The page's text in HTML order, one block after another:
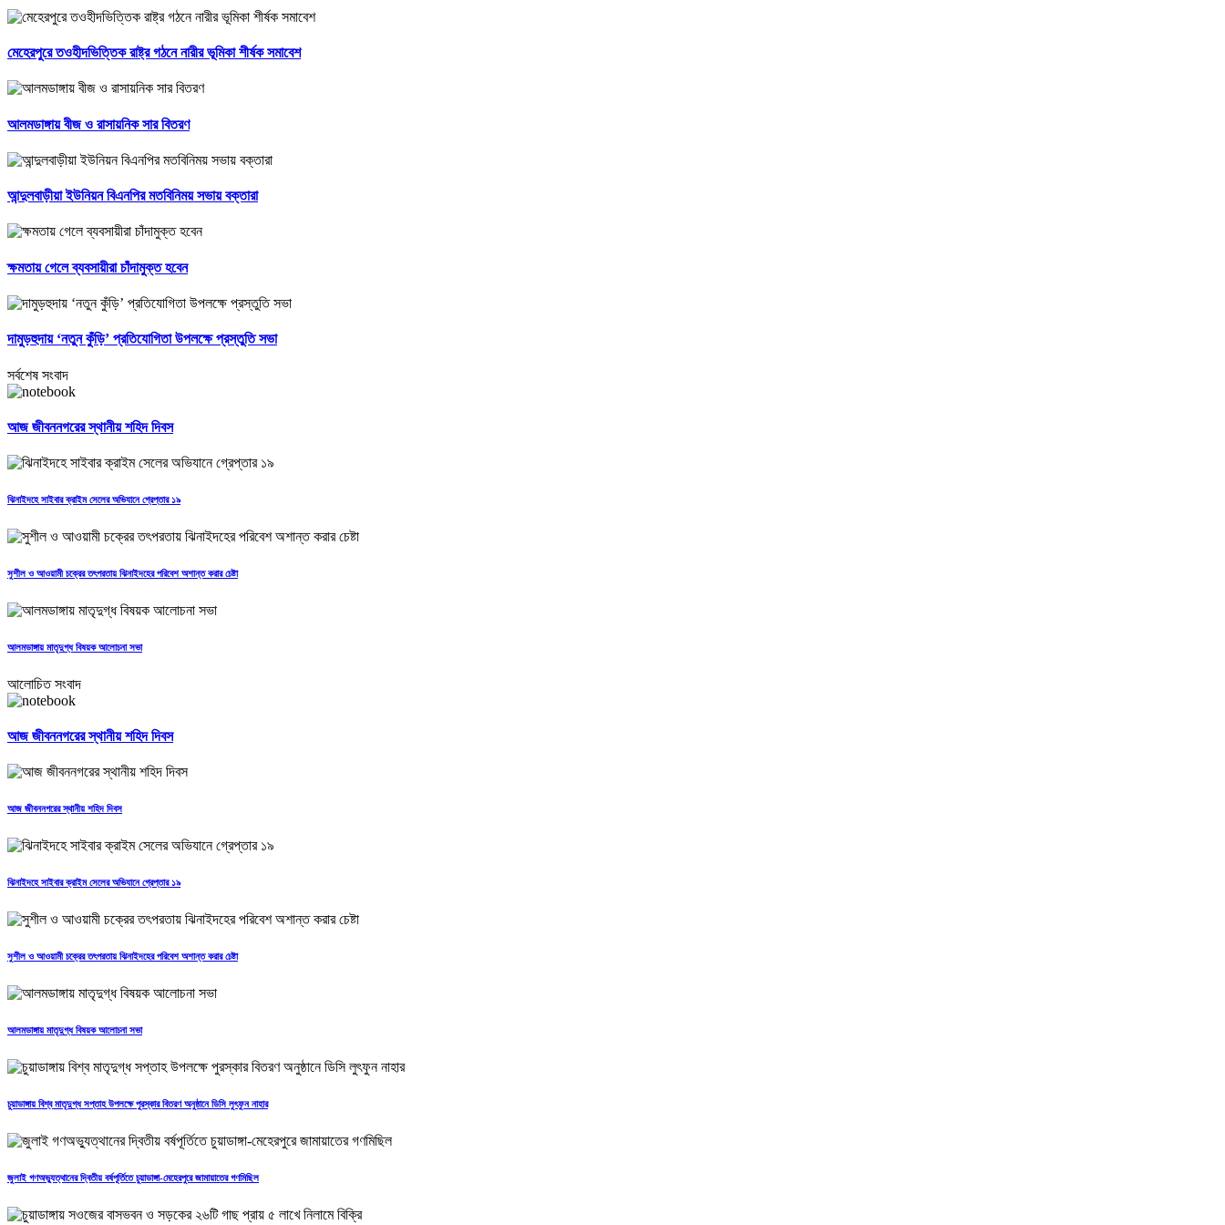
মেহেরপুরে তওহীদভিত্তিক রাষ্ট্র গঠনে নারীর ভূমিকা শীর্ষক সমাবেশ
আলমডাঙ্গায় বীজ ও রাসায়নিক সার বিতরণ
আন্দুলবাড়ীয়া ইউনিয়ন বিএনপির মতবিনিময় সভায় বক্তারা
ক্ষমতায় গেলে ব্যবসায়ীরা চাঁদামুক্ত হবেন
দামুড়হুদায় ‘নতুন কুঁড়ি’ প্রতিযোগিতা উপলক্ষে প্রস্তুতি সভা
সর্বশেষ সংবাদ
আজ জীবননগরের স্থানীয় শহিদ দিবস
ঝিনাইদহে সাইবার ক্রাইম সেলের অভিযানে গ্রেপ্তার ১৯
সুশীল ও আওয়ামী চক্রের তৎপরতায় ঝিনাইদহের পরিবেশ অশান্ত করার চেষ্টা
আলমডাঙ্গায় মাতৃদুগ্ধ বিষয়ক আলোচনা সভা
আলোচিত সংবাদ
আজ জীবননগরের স্থানীয় শহিদ দিবস
আজ জীবননগরের স্থানীয় শহিদ দিবস
ঝিনাইদহে সাইবার ক্রাইম সেলের অভিযানে গ্রেপ্তার ১৯
সুশীল ও আওয়ামী চক্রের তৎপরতায় ঝিনাইদহের পরিবেশ অশান্ত করার চেষ্টা
আলমডাঙ্গায় মাতৃদুগ্ধ বিষয়ক আলোচনা সভা
চুয়াডাঙ্গায় বিশ্ব মাতৃদুগ্ধ সপ্তাহ উপলক্ষে পুরস্কার বিতরণ অনুষ্ঠানে ডিসি লুৎফুন নাহার
জুলাই গণঅভ্যুত্থানের দ্বিতীয় বর্ষপূর্তিতে চুয়াডাঙ্গা-মেহেরপুরে জামায়াতের গণমিছিল